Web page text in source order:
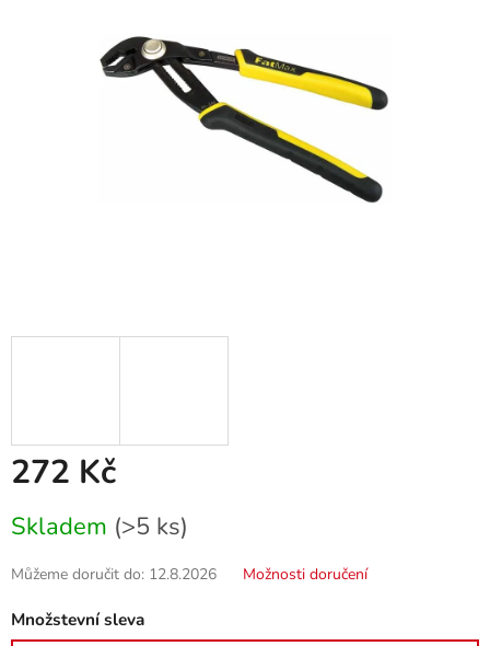
272 Kč
cena:
Skladem (>5 ks)
Můžeme doručit do: 12.8.2026 Možnosti doručení
Množstevní sleva